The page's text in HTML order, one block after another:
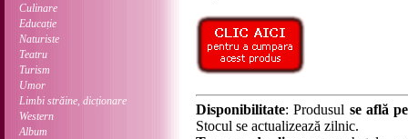
Culinare
Educație
Naturiste
Teatru
Turism
Umor
Limbi străine, dicționare
Western
Album
Disponibilitate: Produsul se află
Stocul se actualizează zilnic.